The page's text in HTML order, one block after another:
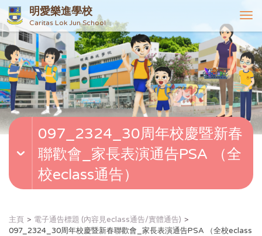
明愛樂進學校
Caritas Lok Jun School
T
o
g
g
l
e
n
v
i
097_2324_30周年校慶暨新春
聯歡會_家長表演通告PSA （全
校eclass通告）
主頁
電子通告標題 (內容見eclass通告/實體通告)
097_2324_30周年校慶暨新春聯歡會_家長表演通告PSA （全校eclass